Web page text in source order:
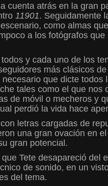
cuenta atrás en la gran
11901. Seguidamente
como almas
a los fotógrafos
y cada uno de los
más clásicos
que dicte
tales como el que nos
de móvil o mecheros y
perdió la vida hace
con letras cargadas de
una gran ovación en
gran potencial.
Tete desapareció
de sonido, en un
del tema.